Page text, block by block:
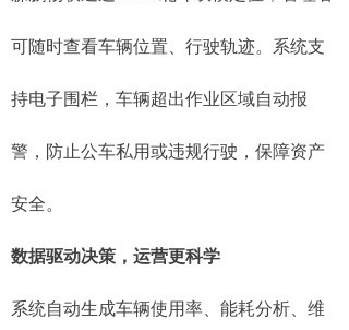
可随时查看车辆位置、行驶轨迹。系统支
持电子围栏，车辆超出作业区域自动报
警，防止公车私用或违规行驶，保障资产
安全。
数据驱动决策，运营更科学
系统自动生成车辆使用率、能耗分析、维